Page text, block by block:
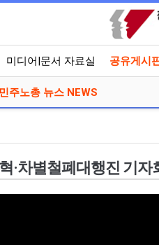
미디어|문서 자료실 공유게시
민주노총 뉴스 NEWS
·차별철폐대행진 기